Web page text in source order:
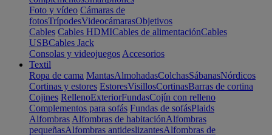
Foto y vídeo Cámaras de
fotosTrípodesVideocámarasObjetivos
Cables Cables HDMICables de alimentaciónCables
USBCables Jack
Consolas y videojuegos Accesorios
Textil
Ropa de cama MantasAlmohadasColchasSábanasNórdicos
Cortinas y estores EstoresVisillosCortinasBarras de cortina
Cojines RellenoExteriorFundasCojín con relleno
Complementos para sofás Fundas de sofásPlaids
Alfombras Alfombras de habitaciónAlfombras
pequeñasAlfombras antideslizantesAlfombras de